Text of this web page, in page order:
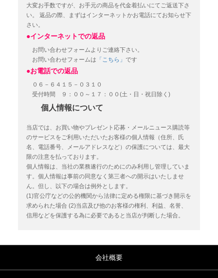
大変お手数ですが、お手元の商品を代金着払いにてご返送下さ
い。
返品の際、まずはインターネットかお電話にてお知らせ下
さい。
●インターネットでの返品
お問い合わせフォームよりご連絡下さい。
お問い合わせフォームは 「こちら」です
●お電話での返品
０６－６４１５－０３１０
受付時間 ９：００～１７：００(土・日・祝日除く)
個人情報について
当店では、お買い物やプレゼント応募・メールニュース購読等
のサービスをご利用いただいたお客様の個人情報（住所、氏
名、電話番号、メールアドレスなど）の保護については、最大
限の注意を払っております。
個人情報は、当社の業務遂行のためにのみ利用し管理していま
す。個人情報は事前の同意なく第三者への開示はいたしませ
ん。但し、以下の場合は例外とします。
(1)官公庁などの公的機関から法律に定める権限に基づき開示を
求められた場合 (2)当店及び他のお客様の権利、利益、名誉、
信用などを保護する為に必要であると当店が判断した場合。
会社概要